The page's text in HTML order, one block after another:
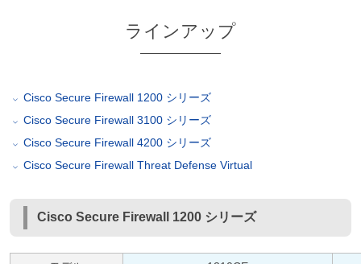
ラインアップ
Cisco Secure Firewall 1200 シリーズ
Cisco Secure Firewall 3100 シリーズ
Cisco Secure Firewall 4200 シリーズ
Cisco Secure Firewall Threat Defense Virtual
Cisco Secure Firewall 1200 シリーズ